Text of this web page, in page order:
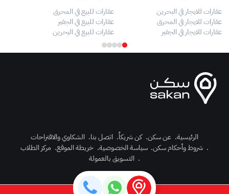
عقارات للايجار في البحرين
عقارات للايجار في المحرق
عقارات للايجار في الجفير
عقارات للبيع في المحرق
عقارات للبيع في الجفير
عقارات للبيع في البحرين
الرئيسية. عن سكن. كن شريكاً. اتصل بنا. الشكاوي والاقتراحات
. شروط وأحكام سكن. سياسة الخصوصية. خريطة الموقع. مركز الطلاب
. التسويق بالعمولة